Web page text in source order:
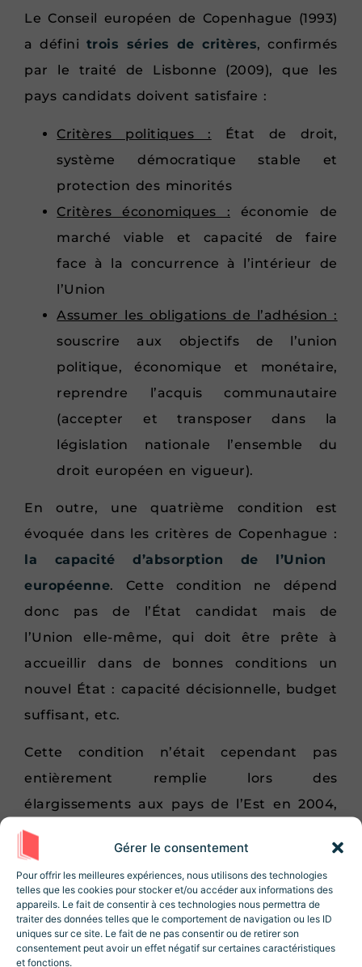
Gérer le consentement
Pour offrir les meilleures expériences, nous utilisons des technologies
telles que les cookies pour stocker et/ou accéder aux informations des
appareils. Le fait de consentir à ces technologies nous permettra de
traiter des données telles que le comportement de navigation ou les ID
uniques sur ce site. Le fait de ne pas consentir ou de retirer son
consentement peut avoir un effet négatif sur certaines caractéristiques
et fonctions.
Le Conseil européen de Copenhague (1993)
a défini trois séries de critères, confirmés
par le traité de Lisbonne (2009), que les
pays candidats doivent satisfaire :
Critères politiques : État de droit,
système démocratique stable et
protection des minorités
Critères économiques : économie de
marché viable et capacité de faire
face à la concurrence à l’intérieur de
l’Union
Assumer les obligations de l’adhésion :
souscrire aux objectifs de l’union
politique, économique et monétaire,
reprendre l’acquis communautaire
(accepter et transposer dans la
législation nationale l’ensemble du
droit européen en vigueur).
En outre, une quatrième condition est
évoquée dans les critères de Copenhague :
la capacité d’absorption de l’Union
européenne. Cette condition ne dépend
donc pas de l’État candidat mais de
l’Union elle-même, qui doit être prête à
accueillir dans de bonnes conditions un
nouvel État : capacité décisionnelle, budget
suffisant, etc.
Cette condition n’était cependant pas
entièrement remplie lors des
élargissements aux pays de l’Est en 2004,
dans la mesure où les processus de prise
de décision prévus par le traité de Nice
étaient insatisfaisants et où les budgets
2000-2006 et 2007-2013 organisaient des
transferts moindres que ceux qui avaient
été mis en place en 1986 lors de
Rejoignez la Newsletter
Revue Histoire !
10% de réduction sur la boutique lors de
votre inscription ! Des articles, des
ressources et des contenus exclusifs 😃